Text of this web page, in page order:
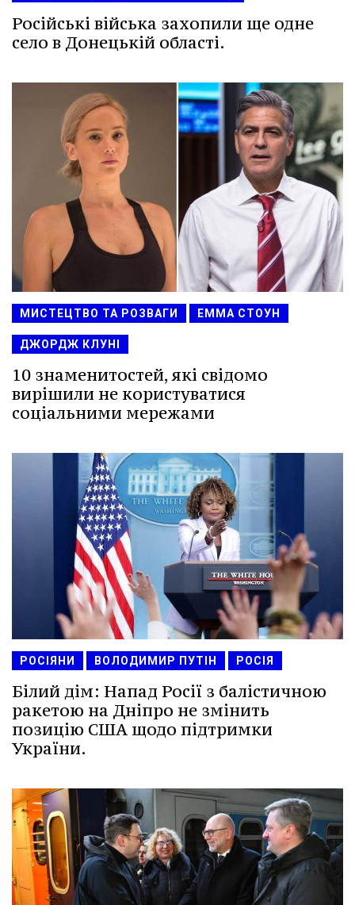
Російські війська захопили ще одне
село в Донецькій області.
МИСТЕЦТВО ТА РОЗВАГИ ЕММА СТОУН
ДЖОРДЖ КЛУНІ
10 знаменитостей, які свідомо
вирішили не користуватися
соціальними мережами
РОСІЯНИ ВОЛОДИМИР ПУТІН РОСІЯ
Білий дім: Напад Росії з балістичною
ракетою на Дніпро не змінить
позицію США щодо підтримки
України.